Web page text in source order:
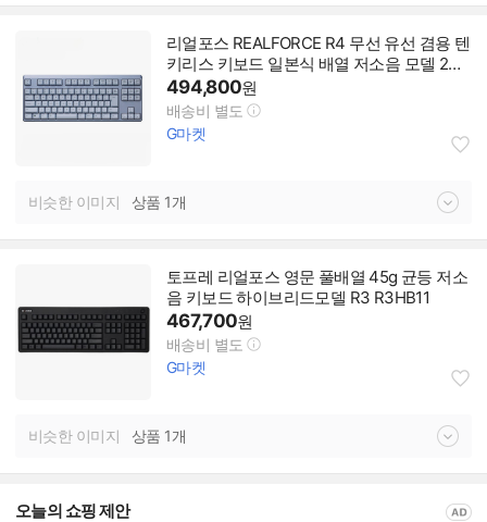
리얼포스 REALFORCE R4 무선 유선 겸용 텐
키리스 키보드 일본식 배열 저소음 모델 2컬
러
494,800원
배송비 별도
G마켓
비슷한 이미지 상품 1개
토프레 리얼포스 영문 풀배열 45g 균등 저소
음 키보드 하이브리드모델 R3 R3HB11
467,700원
배송비 별도
G마켓
비슷한 이미지 상품 1개
오늘의 쇼핑 제안